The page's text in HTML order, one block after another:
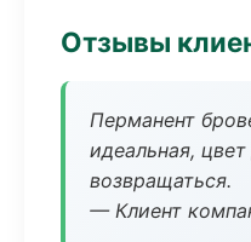
Отзывы
Перманент
идеальная,
возвращаться.
— Клиент